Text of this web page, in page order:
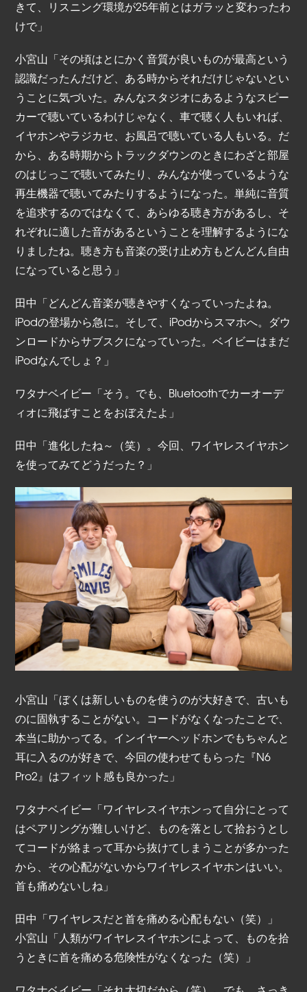
きて、リスニング環境が25年前とはガラッと変わったわ
けで」
小宮山「その頃はとにかく音質が良いものが最高という
認識だったんだけど、ある時からそれだけじゃないとい
うことに気づいた。みんなスタジオにあるようなスピー
カーで聴いているわけじゃなく、車で聴く人もいれば、
イヤホンやラジカセ、お風呂で聴いている人もいる。だ
から、ある時期からトラックダウンのときにわざと部屋
のはじっこで聴いてみたり、みんなが使っているような
再生機器で聴いてみたりするようになった。単純に音質
を追求するのではなくて、あらゆる聴き方があるし、そ
れぞれに適した音があるということを理解するようにな
りましたね。聴き方も音楽の受け止め方もどんどん自由
になっていると思う」
田中「どんどん音楽が聴きやすくなっていったよね。
iPodの登場から急に。そして、iPodからスマホへ。ダウ
ンロードからサブスクになっていった。ベイビーはまだ
iPodなんでしょ？」
ワタナベイビー「そう。でも、Bluetoothでカーオーデ
ィオに飛ばすことをおぼえたよ」
田中「進化したね～（笑）。今回、ワイヤレスイヤホン
を使ってみてどうだった？」
小宮山「ぼくは新しいものを使うのが大好きで、古いも
のに固執することがない。コードがなくなったことで、
本当に助かってる。インイヤーヘッドホンでもちゃんと
耳に入るのが好きで、今回の使わせてもらった『N6
Pro2』はフィット感も良かった」
ワタナベイビー「ワイヤレスイヤホンって自分にとって
はペアリングが難しいけど、ものを落として拾おうとし
てコードが絡まって耳から抜けてしまうことが多かった
から、その心配がないからワイヤレスイヤホンはいい。
首も痛めないしね」
田中「ワイヤレスだと首を痛める心配もない（笑）」
小宮山「人類がワイヤレスイヤホンによって、ものを拾
うときに首を痛める危険性がなくなった（笑）」